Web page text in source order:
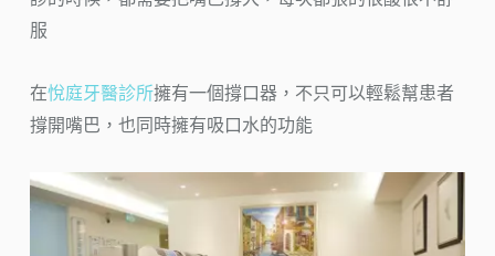
服
在悅庭牙醫診所擁有一個撐口器，不只可以輕鬆幫患者
撐開嘴巴，也同時擁有吸口水的功能